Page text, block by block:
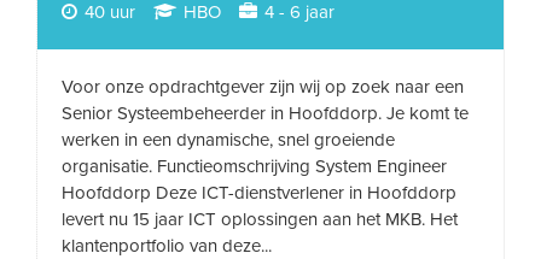
40 uur
HBO 4 - 6 jaar
Voor onze opdrachtgever zijn wij op zoek naar een
Senior Systeembeheerder in Hoofddorp. Je komt te
werken in een dynamische, snel groeiende
organisatie. Functieomschrijving System Engineer
Hoofddorp Deze ICT-dienstverlener in Hoofddorp
levert nu 15 jaar ICT oplossingen aan het MKB. Het
klantenportfolio van deze...